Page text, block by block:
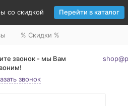
со скидкой Перейти в каталог
% Скидки %
звонок - мы Вам
звонок